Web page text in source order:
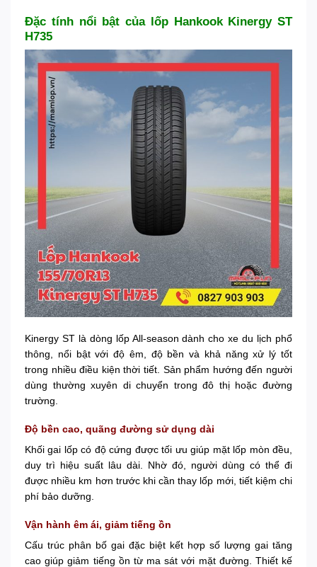
Đặc tính nổi bật của lốp Hankook Kinergy ST
H735
Kinergy ST là dòng lốp All-season dành cho xe du lịch phổ
thông, nổi bật với độ êm, độ bền và khả năng xử lý tốt
trong nhiều điều kiện thời tiết. Sản phẩm hướng đến người
dùng thường xuyên di chuyển trong đô thị hoặc đường
trường.
Độ bền cao, quãng đường sử dụng dài
Khối gai lốp có độ cứng được tối ưu giúp mặt lốp mòn đều,
duy trì hiệu suất lâu dài. Nhờ đó, người dùng có thể đi
được nhiều km hơn trước khi cần thay lốp mới, tiết kiệm chi
phí bảo dưỡng.
Vận hành êm ái, giảm tiếng ồn
Cấu trúc phân bố gai đặc biệt kết hợp số lượng gai tăng
cao giúp giảm tiếng ồn từ ma sát với mặt đường. Thiết kế